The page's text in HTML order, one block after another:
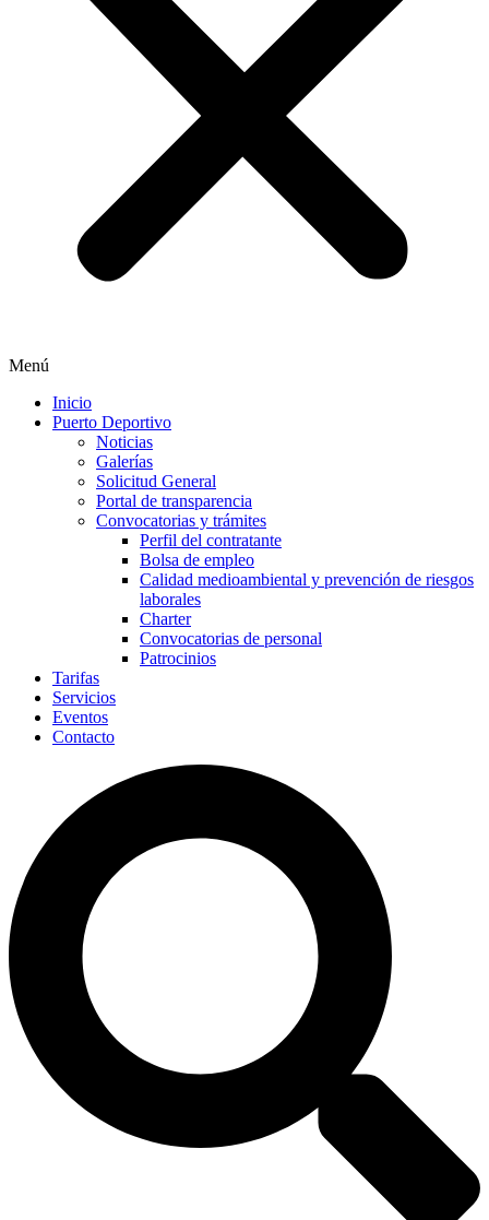
Menú
Inicio
Puerto Deportivo
Noticias
Galerías
Solicitud General
Portal de transparencia
Convocatorias y trámites
Perfil del contratante
Bolsa de empleo
Calidad medioambiental y prevención de riesgos
laborales
Charter
Convocatorias de personal
Patrocinios
Tarifas
Servicios
Eventos
Contacto